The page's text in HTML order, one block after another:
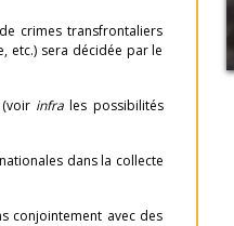
crimes transfrontaliers
etc.) sera décidée par le
infrales possibilités
dans la collecte
conjointement avec des